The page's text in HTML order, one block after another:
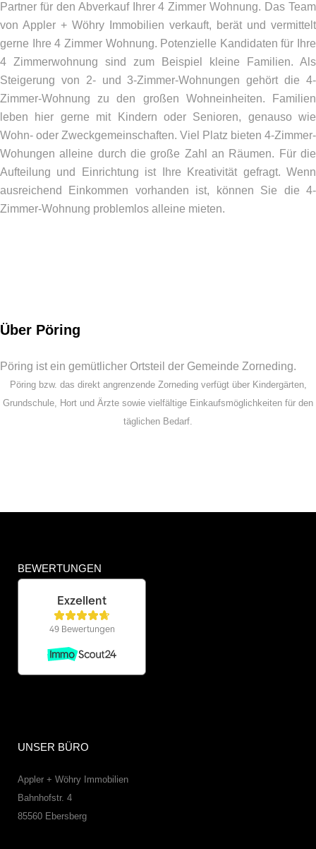
Partner für den Abverkauf Ihrer 4 Zimmer Wohnung. Das Team
von Appler + Wöhry Immobilien verkauft, berät und vermittelt
gerne Ihre 4 Zimmer Wohnung. Potenzielle Kandidaten für Ihre
4 Zimmerwohnung sind zum Beispiel kleine Familien. Als
Steigerung von 2- und 3-Zimmer-Wohnungen gehört die 4-
Zimmer-Wohnung zu den großen Wohneinheiten. Familien
leben hier gerne mit Kindern oder Senioren, genauso wie
Wohn- oder Zweckgemeinschaften. Viel Platz bieten 4-Zimmer-
Wohungen alleine durch die große Zahl an Räumen. Für die
Aufteilung und Einrichtung ist Ihre Kreativität gefragt. Wenn
ausreichend Einkommen vorhanden ist, können Sie die 4-
Zimmer-Wohnung problemlos alleine mieten.
Über Pöring
Pöring ist ein gemütlicher Ortsteil der Gemeinde Zorneding.
Pöring bzw. das direkt angrenzende Zorneding verfügt über Kindergärten,
Grundschule, Hort und Ärzte sowie vielfältige Einkaufsmöglichkeiten für den
täglichen Bedarf.
BEWERTUNGEN
UNSER BÜRO
Appler + Wöhry Immobilien
Bahnhofstr. 4
85560 Ebersberg